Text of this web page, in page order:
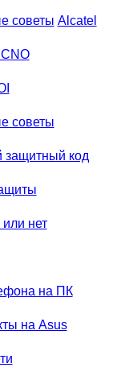
советы Alcatel
советы
защитный код
нет
на ПК
на Asus